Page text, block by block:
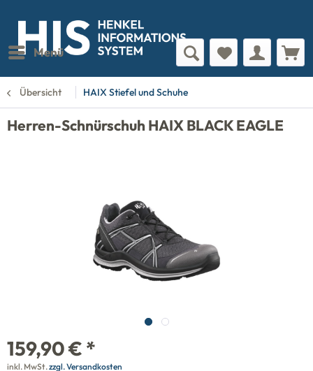
Menü
Übersicht HAIX Stiefel und Schuhe
Herren-Schnürschuh HAIX BLACK EAGLE
159,90 € *
inkl. MwSt.zzgl. Versandkosten